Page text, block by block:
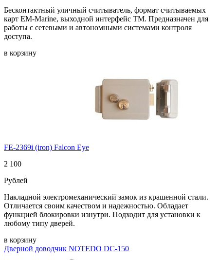
Бесконтактный уличный считыватель, формат считываемых
карт EM-Marine, выходной интерфейс ТМ. Предназначен для
работы с сетевыми и автономными системами контроля
доступа.
в корзину
FE-2369i (iron) Falcon Eye
2 100
Рублей
Накладной электромеханический замок из крашенной стали.
Отличается своим качеством и надежностью. Обладает
функцией блокировки изнутри. Подходит для установки к
любому типу дверей.
в корзину
Дверной доводчик NOTEDO DC-150